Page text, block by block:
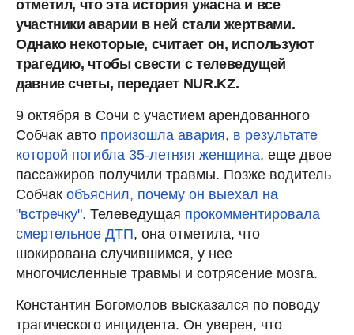
отметил, что эта история ужасна и все
участники аварии в ней стали жертвами.
Однако некоторые, считает он, используют
трагедию, чтобы свести с телеведущей
давние счеты, передает NUR.KZ.
9 октября в Сочи с участием арендованного
Собчак авто произошла авария, в результате
которой погибла 35-летняя женщина, еще двое
пассажиров получили травмы. Позже водитель
Собчак объяснил, почему он выехал на
"встречку". Телеведущая прокомментировала
смертельное ДТП, она отметила, что
шокирована случившимся, у нее
многочисленные травмы и сотрясение мозга.
Константин Богомолов высказался по поводу
трагического инцидента. Он уверен, что